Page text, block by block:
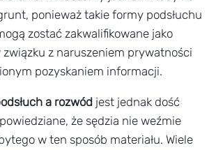
ponieważ takie formy podsłuchu
zostać zakwalifikowane jako
z naruszeniem prywatności
pozyskaniem informacji.
a rozwód jest jednak dość
że sędzia nie weźmie
w ten sposób materiału. Wiele